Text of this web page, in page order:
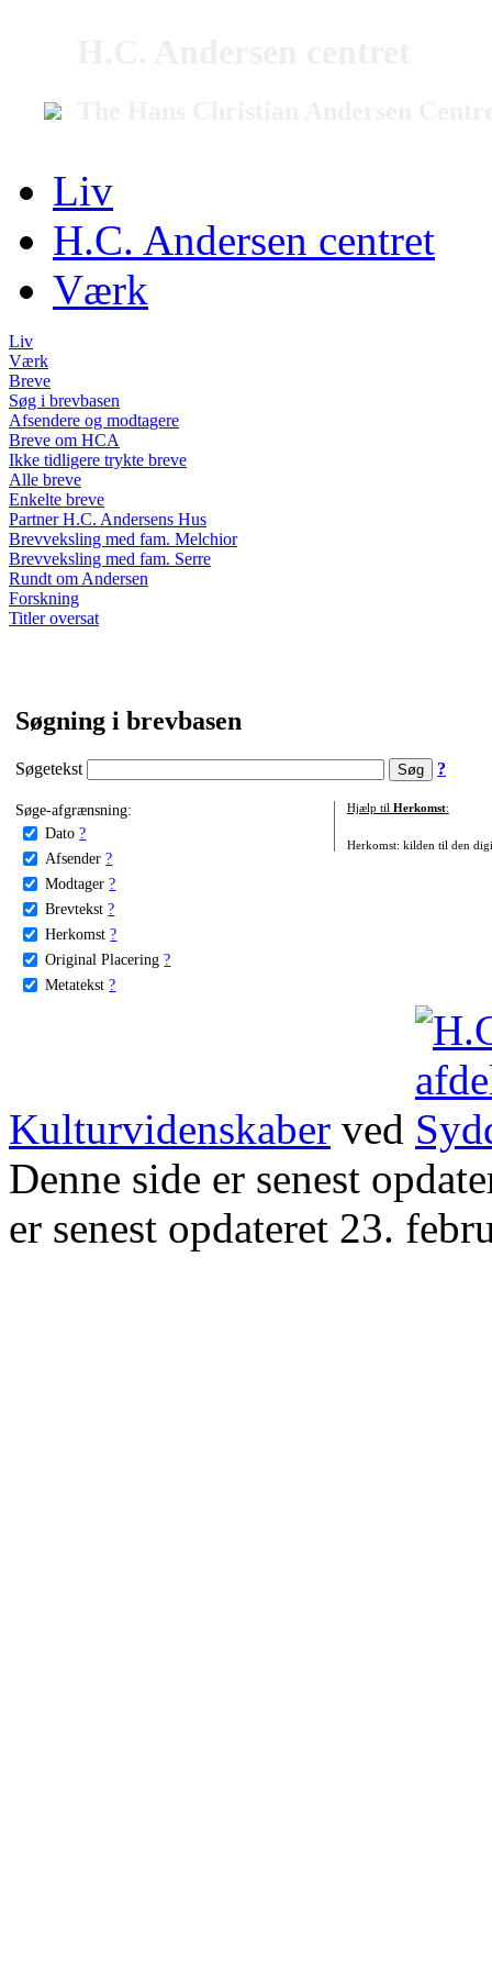
Liv
H.C. Andersen centret
Værk
Liv
Værk
Breve
Søg i brevbasen
Afsendere og modtagere
Breve om HCA
Ikke tidligere trykte breve
Alle breve
Enkelte breve
Partner H.C. Andersens Hus
Brevveksling med fam. Melchior
Brevveksling med fam. Serre
Rundt om Andersen
Forskning
Titler oversat
Søgning i brevbasen
Søgetekst ?
Søge-afgrænsning:
Dato ?
Afsender ?
Modtager ?
Brevtekst ?
Herkomst ?
Original Placering ?
Metatekst ?
Hjælp til Herkomst:
Herkomst: kilden til den
Kulturvidenskaber ved
Denne side er senest
er senest opdateret 23.